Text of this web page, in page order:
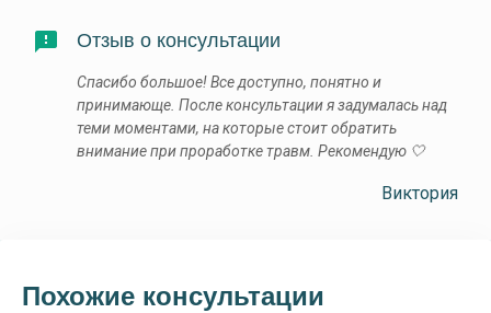
Отзыв о консультации
Спасибо большое! Все доступно, понятно и
принимающе. После консультации я задумалась над
теми моментами, на которые стоит обратить
внимание при проработке травм. Рекомендую 🤍
Виктория
Похожие консультации